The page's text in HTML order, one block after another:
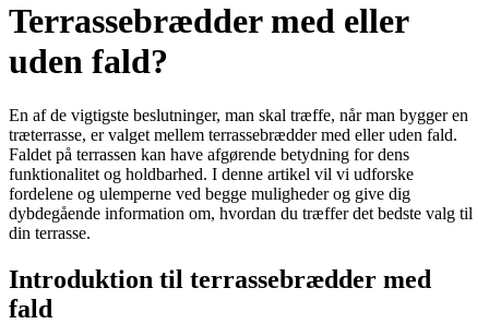
Terrassebrædder med eller
uden fald?
En af de vigtigste beslutninger, man skal træffe, når man bygger en
træterrasse, er valget mellem terrassebrædder med eller uden fald.
Faldet på terrassen kan have afgørende betydning for dens
funktionalitet og holdbarhed. I denne artikel vil vi udforske
fordelene og ulemperne ved begge muligheder og give dig
dybdegående information om, hvordan du træffer det bedste valg til
din terrasse.
Introduktion til terrassebrædder med
fald